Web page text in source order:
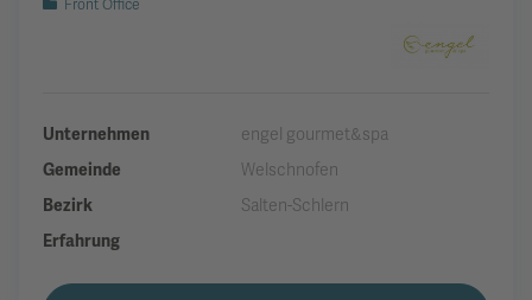
Front Office
Unternehmen
engel gourmet&spa
Gemeinde
Welschnofen
Bezirk
Salten-Schlern
Erfahrung